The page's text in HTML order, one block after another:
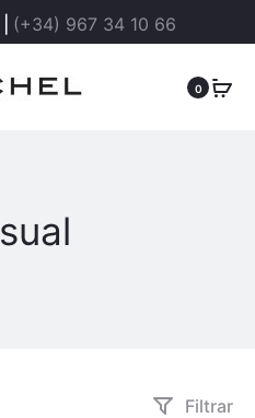
(+34) 967 34 10 66
0
Filtrar